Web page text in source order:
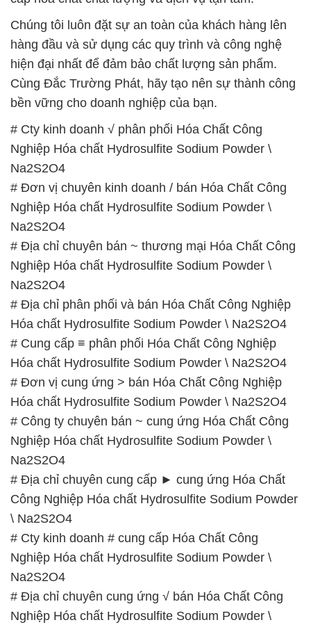
Chúng tôi luôn đặt sự an toàn của khách hàng lên
hàng đầu và sử dụng các quy trình và công nghệ
hiện đại nhất để đảm bảo chất lượng sản phẩm.
Cùng Đắc Trường Phát, hãy tạo nên sự thành công
bền vững cho doanh nghiệp của bạn.
# Cty kinh doanh √ phân phối Hóa Chất Công
Nghiệp Hóa chất Hydrosulfite Sodium Powder \
Na2S2O4
# Đơn vị chuyên kinh doanh / bán Hóa Chất Công
Nghiệp Hóa chất Hydrosulfite Sodium Powder \
Na2S2O4
# Địa chỉ chuyên bán ~ thương mại Hóa Chất Công
Nghiệp Hóa chất Hydrosulfite Sodium Powder \
Na2S2O4
# Địa chỉ phân phối và bán Hóa Chất Công Nghiệp
Hóa chất Hydrosulfite Sodium Powder \ Na2S2O4
# Cung cấp ≡ phân phối Hóa Chất Công Nghiệp
Hóa chất Hydrosulfite Sodium Powder \ Na2S2O4
# Đơn vị cung ứng > bán Hóa Chất Công Nghiệp
Hóa chất Hydrosulfite Sodium Powder \ Na2S2O4
# Công ty chuyên bán ~ cung ứng Hóa Chất Công
Nghiệp Hóa chất Hydrosulfite Sodium Powder \
Na2S2O4
# Địa chỉ chuyên cung cấp ► cung ứng Hóa Chất
Công Nghiệp Hóa chất Hydrosulfite Sodium Powder
\ Na2S2O4
# Cty kinh doanh # cung cấp Hóa Chất Công
Nghiệp Hóa chất Hydrosulfite Sodium Powder \
Na2S2O4
# Địa chỉ chuyên cung ứng √ bán Hóa Chất Công
Nghiệp Hóa chất Hydrosulfite Sodium Powder \